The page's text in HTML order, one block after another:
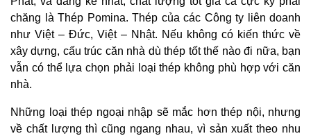
chăng là Thép Pomina. Thép của các Công ty liên doanh
như Việt – Đức, Việt – Nhật. Nếu không có kiến thức về
xây dựng, cấu trúc căn nhà dù thép tốt thế nào đi nữa, bạn
vẫn có thể lựa chọn phải loại thép không phù hợp với căn
nhà.
Những loại thép ngoại nhập sẽ mắc hơn thép nội, nhưng
về chất lượng thì cũng ngang nhau, vì sản xuất theo nhu